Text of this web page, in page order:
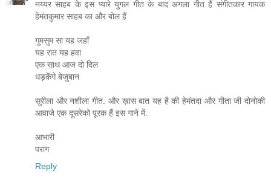
नय्यर साहब के इस प्यारे युगल गीत के बाद अगला गीत हैं संगीतकार गायक
हेमंतकुमार साहब का और बोल हैं
गुमसुम सा यह जहाँ
यह रात यह हवा
एक साथ आज दो दिल
धड़केंगे बेजुबान
सुरीला और नशीला गीत. और ख़ास बात यह है की हेमंतदा और गीता जी दोनोकी
आवाजे एक दूसरेको पूरक हैं इस गाने में.
आभारी
पराग
Reply